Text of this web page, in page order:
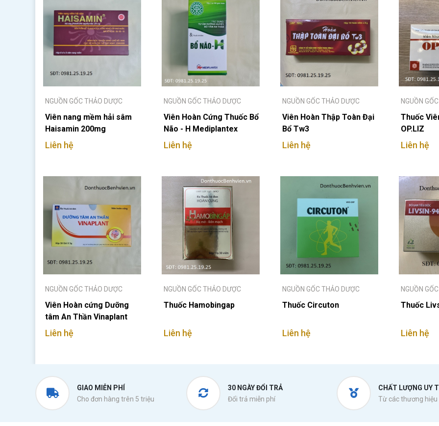
NGUỒN GỐC THẢO DƯỢC
Viên nang mềm hải sâm
Haisamin 200mg
Liên hệ
NGUỒN GỐC THẢO DƯỢC
Viên Hoàn Cứng Thuốc Bổ
Não - H Mediplantex
Liên hệ
NGUỒN GỐC THẢO DƯỢC
Viên Hoàn Thập Toàn Đại
Bổ Tw3
Liên hệ
NGUỒN
Thuốc
OP.LIZ
Liên hệ
NGUỒN GỐC THẢO DƯỢC
Viên Hoàn cứng Dưỡng
tâm An Thần Vinaplant
Liên hệ
NGUỒN GỐC THẢO DƯỢC
Thuốc Hamobingap
Liên hệ
NGUỒN GỐC THẢO DƯỢC
Thuốc Circuton
Liên hệ
NGUỒN
Thuốc
Liên hệ
GIAO MIỄN PHÍ
Cho đơn hàng trên 5 triệu
30 NGÀY ĐỔI TRẢ
Đổi trả miễn phí
CHẤT LƯỢNG UY
Từ các thương hiệu